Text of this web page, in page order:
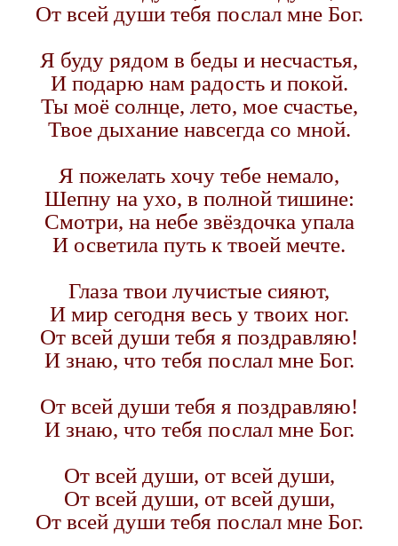
От всей души тебя послал мне Бог.
Я буду рядом в беды и несчастья,
И подарю нам радость и покой.
Ты моё солнце, лето, мое счастье,
Твое дыхание навсегда со мной.
Я пожелать хочу тебе немало,
Шепну на ухо, в полной тишине:
Смотри, на небе звёздочка упала
И осветила путь к твоей мечте.
Глаза твои лучистые сияют,
И мир сегодня весь у твоих ног.
От всей души тебя я поздравляю!
И знаю, что тебя послал мне Бог.
От всей души тебя я поздравляю!
И знаю, что тебя послал мне Бог.
От всей души, от всей души,
От всей души, от всей души,
От всей души тебя послал мне Бог.